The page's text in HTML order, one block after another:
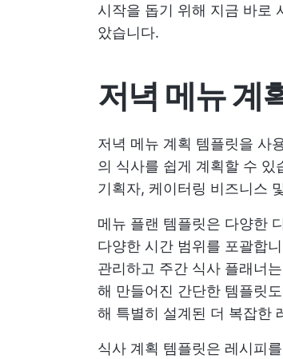
시작을 돕기 위해 지금 바로
았습니다.
저녁 메뉴 계
저녁 메뉴 계획 템플릿을 사
의 식사를 쉽게 계획할 수 있
기획자, 케이터링 비즈니스
메뉴 플랜 템플릿은 다양한
다양한 시간 범위를 포괄합
관리하고 주간 식사 플래너
해 만들어진 간단한 템플릿
해 특별히 설계된 더 복잡한
식사 계획 템플릿은 레시피